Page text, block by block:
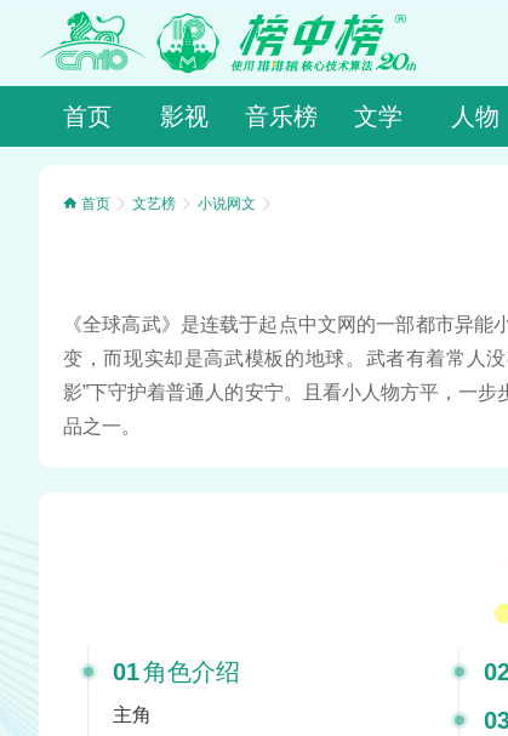
首页 影视 音乐榜 文学 人物
首页 文艺榜 小说网文
《全球高武》是连载于起点中文网的一部都市异
变，而现实却是高武模板的地球。武者有着常人
影”下守护着普通人的安宁。且看小人物方平，一
品之一。
01角色介绍
主角